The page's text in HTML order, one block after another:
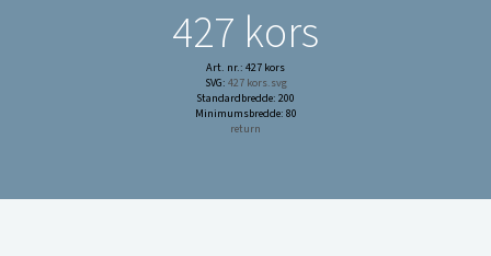
427 kors
Art. nr.: 427 kors
SVG: 427 kors.svg
Standardbredde: 200
Minimumsbredde: 80
return